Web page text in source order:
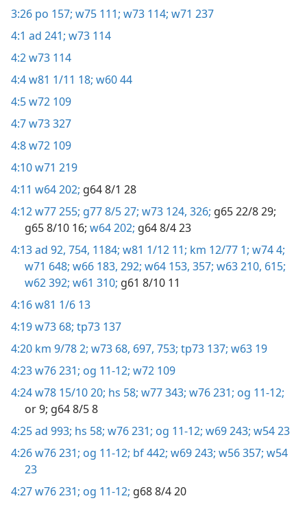
3:26 po 157; w75 111; w73 114; w71 237
4:1 ad 241; w73 114
4:2w73 114
4:4w81 1/11 18; w60 44
4:5w72 109
4:7w73 327
4:8w72 109
4:10w71 219
4:11 w64 202; g64 8/1 28
4:12w77 255; g77 8/5 27; w73 124, 326; g65 22/8 29;
g65 8/10 16; w64 202; g64 8/4 23
4:13ad 92, 754, 1184; w81 1/12 11; km 12/77 1; w74 4;
w71 648; w66 183, 292; w64 153, 357; w63 210, 615;
w62 392; w61 310; g61 8/10 11
4:16w81 1/6 13
4:19w73 68; tp73 137
4:20 km 9/78 2; w73 68, 697, 753; tp73 137; w63 19
4:23w76 231; og 11-12; w72 109
4:24w78 15/10 20; hs 58; w77 343; w76 231; og 11-12;
or 9; g64 8/5 8
4:25ad 993; hs 58; w76 231; og 11-12; w69 243; w54 23
4:26w76 231; og 11-12; bf 442; w69 243; w56 357; w54
23
4:27w76 231; og 11-12; g68 8/4 20